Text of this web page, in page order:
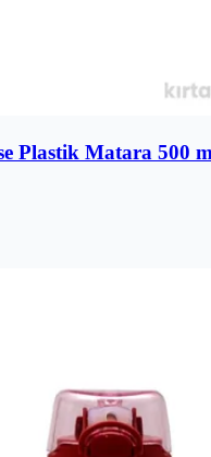
Plastik Matara 500